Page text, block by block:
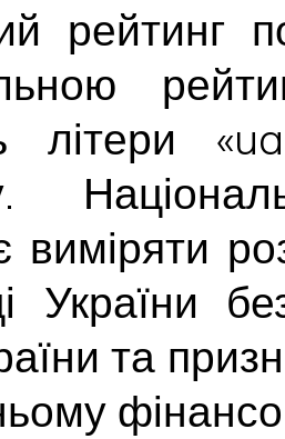
рейтинг
літери
виміряти
України
та